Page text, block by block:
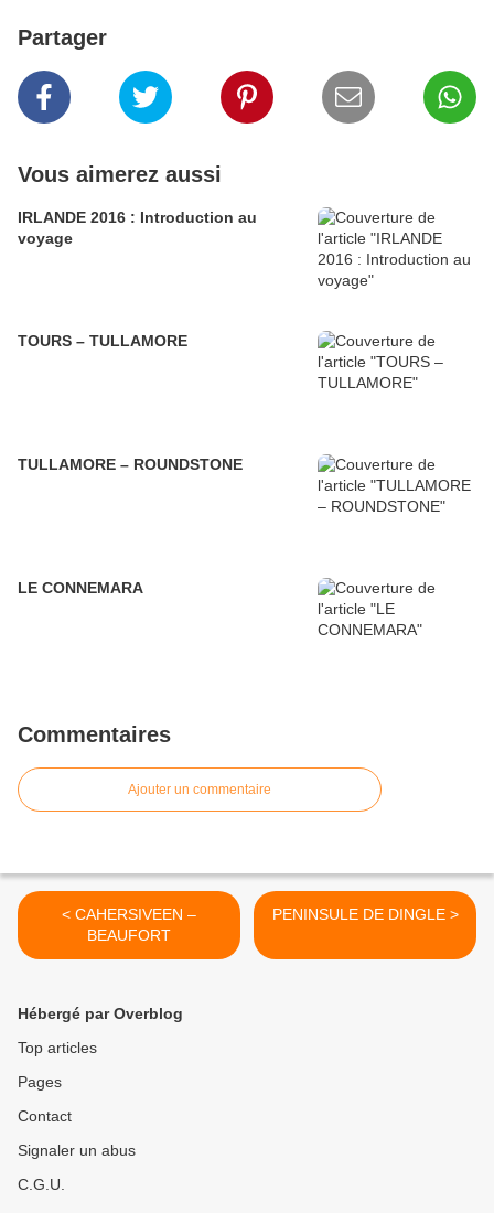
Partager
Vous aimerez aussi
IRLANDE 2016 : Introduction au
voyage
TOURS – TULLAMORE
TULLAMORE – ROUNDSTONE
LE CONNEMARA
Commentaires
Ajouter un commentaire
< CAHERSIVEEN –
BEAUFORT
PENINSULE DE DINGLE >
Hébergé par Overblog
Top articles
Pages
Contact
Signaler un abus
C.G.U.